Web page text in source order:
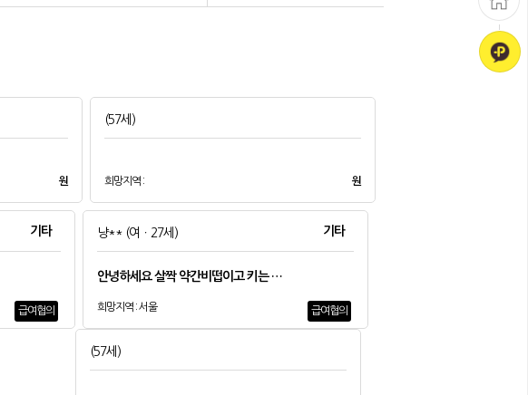
원
(57세)
희망지역 : 원
기타
급여협의
냥** (여ㆍ27세) 기타
안녕하세요 살짝 약간비떱이고 키는 …
희망지역 : 서울 급여협의
(57세)